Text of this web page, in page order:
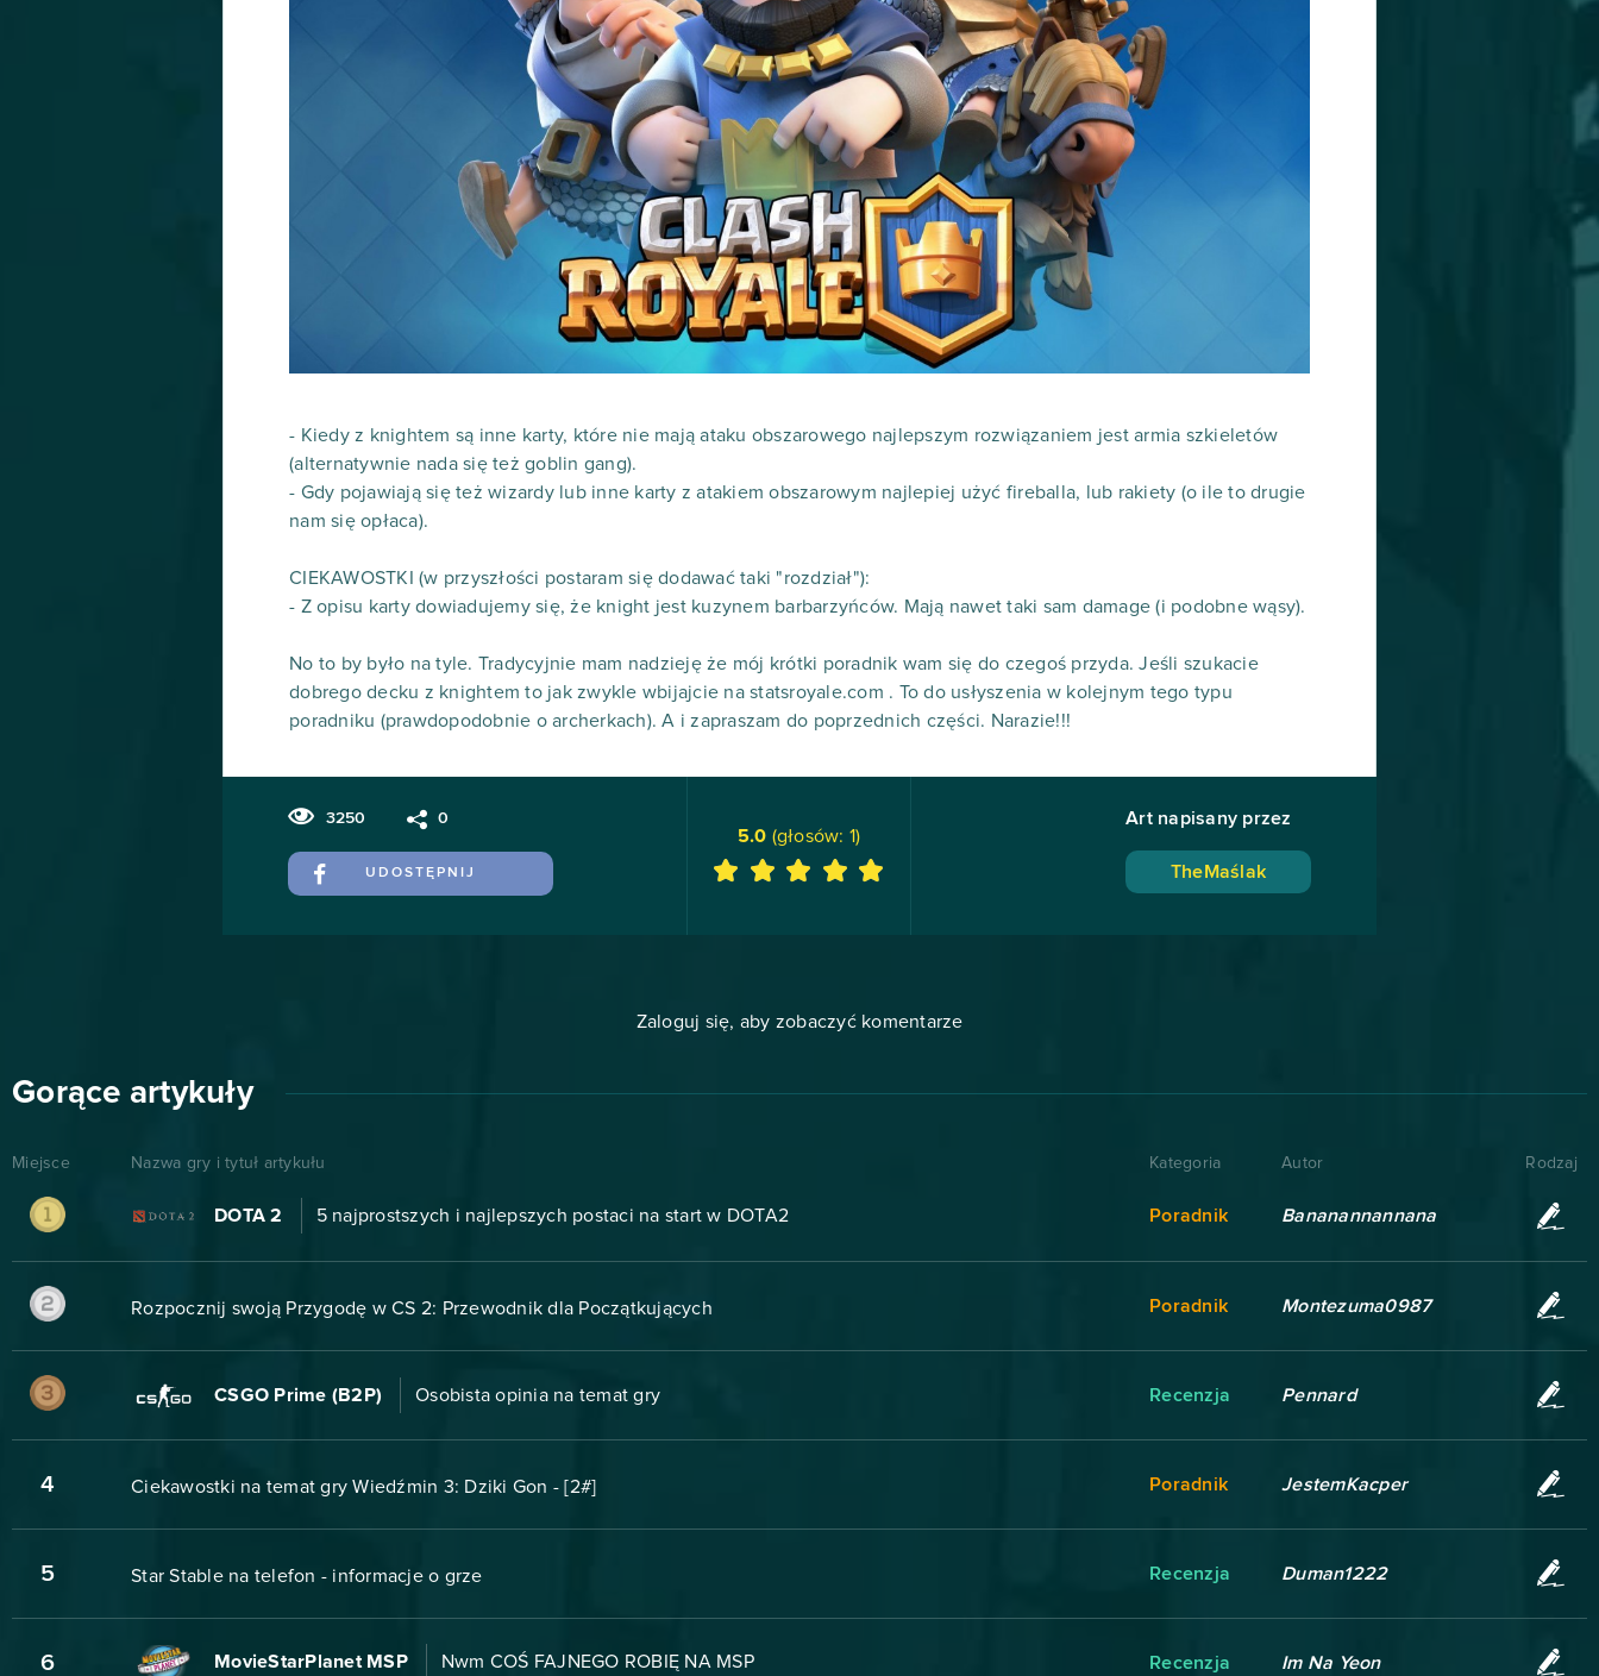
- Kiedy z knightem są inne karty, które nie mają ataku obszarowego najlepszym rozwiązaniem jest armia szkieletów
(alternatywnie nada się też goblin gang).
- Gdy pojawiają się też wizardy lub inne karty z atakiem obszarowym najlepiej użyć fireballa, lub rakiety (o ile to drugie
nam się opłaca).
CIEKAWOSTKI (w przyszłości postaram się dodawać taki "rozdział"):
- Z opisu karty dowiadujemy się, że knight jest kuzynem barbarzyńców. Mają nawet taki sam damage (i podobne wąsy).
No to by było na tyle. Tradycyjnie mam nadzieję że mój krótki poradnik wam się do czegoś przyda. Jeśli szukacie
dobrego decku z knightem to jak zwykle wbijajcie na statsroyale.com . To do usłyszenia w kolejnym tego typu
poradniku (prawdopodobnie o archerkach). A i zapraszam do poprzednich części. Narazie!!!
3250 0
UDOSTĘPNIJ
5.0 (głosów: 1)
Art napisany przez
TheMaślak
Zaloguj się, aby zobaczyć komentarze
Gorące artykuły
Miejsce Nazwa gry i tytuł artykułu Kategoria Autor Rodzaj
DOTA 2 5 najprostszych i najlepszych postaci na start w DOTA2 Poradnik Bananannannana
Rozpocznij swoją Przygodę w CS 2: Przewodnik dla Początkujących Poradnik Montezuma0987
CSGO Prime (B2P) Osobista opinia na temat gry Recenzja Pennard
4 Ciekawostki na temat gry Wiedźmin 3: Dziki Gon - [2#] Poradnik JestemKacper
5 Star Stable na telefon - informacje o grze Recenzja Duman1222
6 MovieStarPlanet MSP Nwm COŚ FAJNEGO ROBIĘ NA MSP Recenzja Im Na Yeon